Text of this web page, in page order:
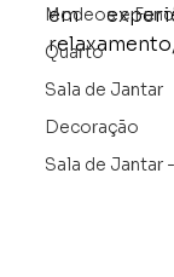
Modeos e
Quarto
Sala de Jantar
Decoração
Sala de Jantar -
em